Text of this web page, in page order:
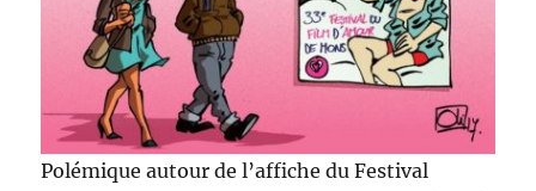
Polémique autour de l’affiche du Festival